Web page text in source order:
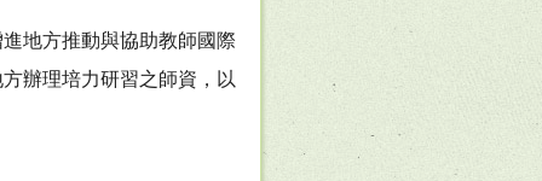
地方推動與協助教師國際
辦理培力研習之師資，以